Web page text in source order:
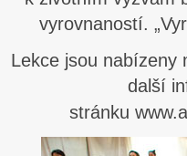
vyrovnaností.
Lekce jsou nabízeny
další
stránku